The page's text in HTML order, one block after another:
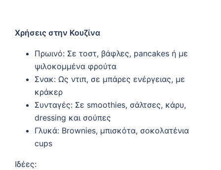
Χρήσεις στην Κουζίνα
Πρωινό: Σε τοστ, βάφλες, pancakes ή με
ψιλοκομμένα φρούτα
Σνακ: Ως ντιπ, σε μπάρες ενέργειας, με
κράκερ
Συνταγές: Σε smoothies, σάλτσες, κάρυ,
dressing και σούπες
Γλυκά: Brownies, μπισκότα, σοκολατένια
cups
Ιδέες: